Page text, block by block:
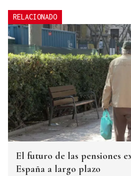
RELACIONADO
El futuro de las pensiones
España a largo plazo